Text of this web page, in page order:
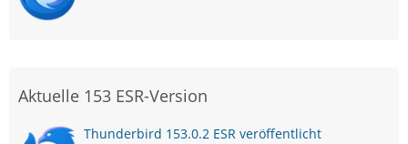
Aktuelle 153 ESR-Version
Thunderbird 153.0.2 ESR veröffentlicht